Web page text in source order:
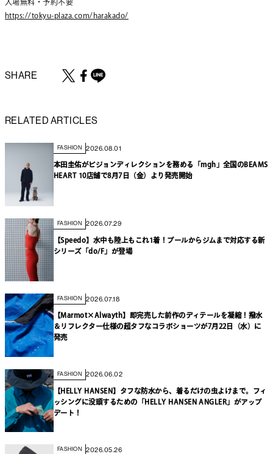
入場無料・予約不要
https://tokyu-plaza.com/harakado/
SHARE
RELATED ARTICLES
FASHION 2026.08.01
本田圭佑がビジョンディレクションを務める「mgh」全国のBEAMS
HEART 10店舗で8月7日（金）より発売開始
FASHION 2026.07.29
【Speedo】水中も陸上もこれ1着！プールからジムまで対応する新
シリーズ「do/F」が登場
FASHION 2026.07.18
【Marmot×Alwayth】即完売した前作のディテールを凝縮！撥水
＆リフレクター仕様の超タフなコラボショーツが7月22日（水）に
発売
FASHION 2026.06.02
【HELLY HANSEN】タフな防水から、着るだけの虫よけまで。フィ
ッシングに没頭するための「HELLY HANSEN ANGLER」がアップ
デート！
FASHION 2026.05.26